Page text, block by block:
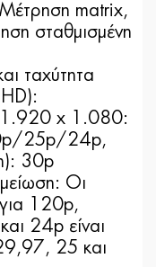
Μέτρηση matrix,
σταθμισμένη
ταχύτητα
x 1.080:
25p/24p,
30p
Οι
για 120p,
24p είναι
25 και